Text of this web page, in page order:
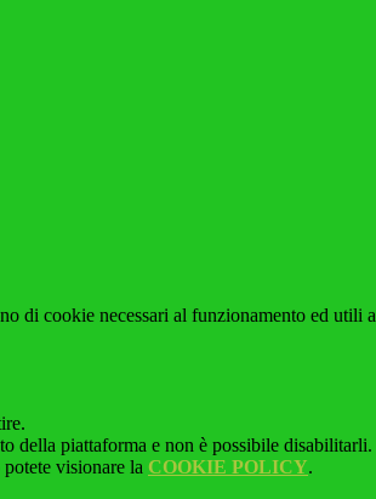
di cookie necessari al funzionamento ed utili
della piattaforma e non è possibile disabilitarli.
visionare la COOKIE POLICY.